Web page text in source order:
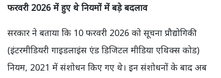
फरवरी 2026 में हुए थे नियमों में बड़े बदलाव
सरकार ने बताया कि 10 फरवरी 2026 को सूचना प्रौद्योगिकी
(इंटरमीडियरी गाइडलाइंस एंड डिजिटल मीडिया एथिक्स कोड)
नियम, 2021 में संशोधन किए गए थे। इन संशोधनों के बाद अब